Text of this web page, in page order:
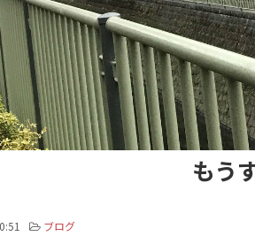
もう
ブログ